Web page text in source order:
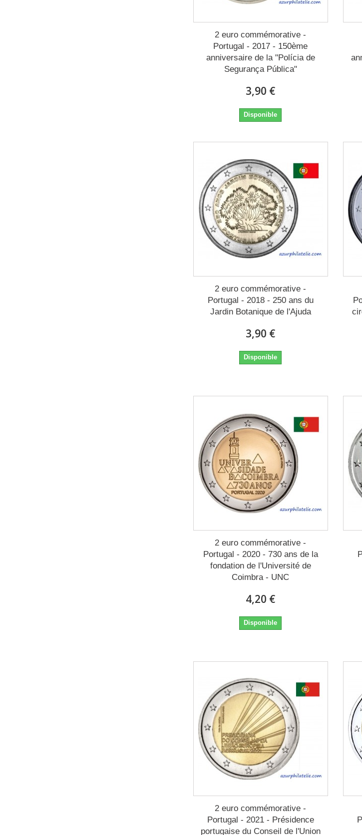
2 euro commémorative -
Portugal - 2017 - 150ème
anniversaire de la "Polícia de
Segurança Pública"
3,90 €
Disponible
2 euro commémorative -
Portugal - 2018 - 250 ans du
Jardin Botanique de l'Ajuda
3,90 €
Disponible
2 euro commémorative -
Portugal - 2020 - 730 ans de la
fondation de l'Université de
Coimbra - UNC
4,20 €
Disponible
2 euro commémorative -
Portugal - 2021 - Présidence
portugaise du Conseil de l'Union